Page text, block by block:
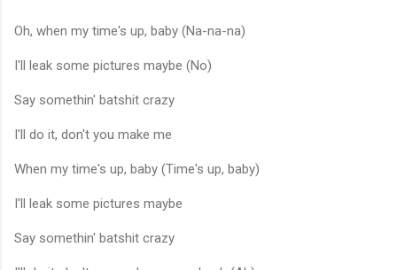
Oh, when my time's up, baby (Na-na-na)
I'll leak some pictures maybe (No)
Say somethin' batshit crazy
I'll do it, don't you make me
When my time's up, baby (Time's up, baby)
I'll leak some pictures maybe
Say somethin' batshit crazy